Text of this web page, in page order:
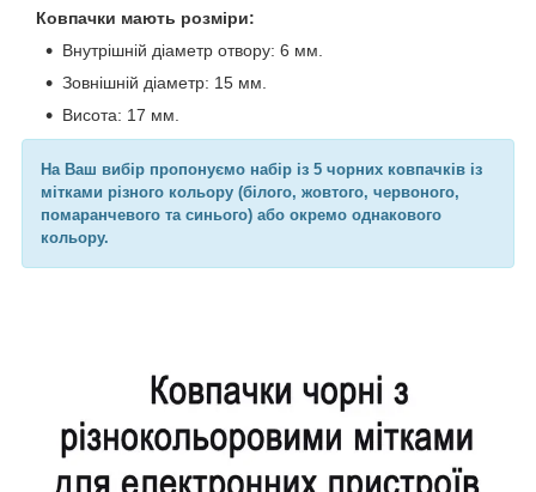
Ковпачки мають розміри:
Внутрішній діаметр отвору: 6 мм.
Зовнішній діаметр: 15 мм.
Висота: 17 мм.
На Ваш вибір пропонуємо набір із 5 чорних ковпачків із
мітками різного кольору (білого, жовтого, червоного,
помаранчевого та синього) або окремо однакового
кольору.